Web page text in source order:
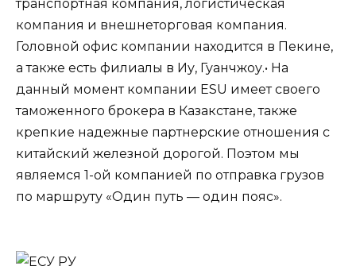
транспортная компания, логистическая
компания и внешнеторговая компания.
Головной офис компании находится в Пекине,
а также есть филиалы в Иу, Гуанчжоу.• На
данный момент компании ESU имеет своего
таможенного брокера в Казакстане, также
крепкие надежные партнерские отношения с
китайский железной дорогой. Поэтом мы
являемся 1-ой компанией по отправка грузов
по маршруту «Один путь — один пояс».